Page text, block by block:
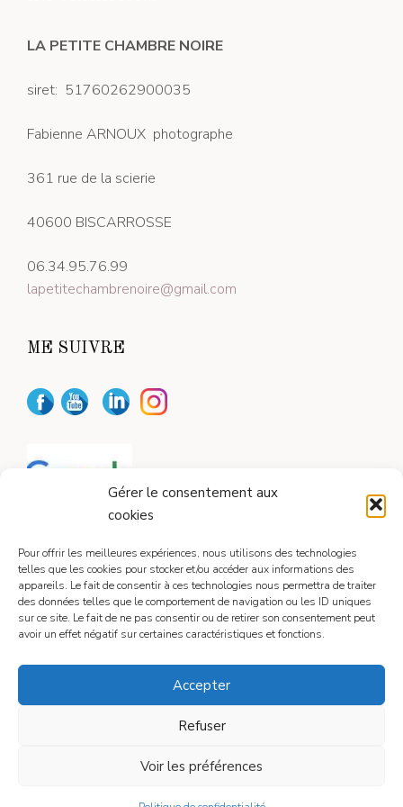
Gérer le consentement aux
cookies
Pour offrir les meilleures expériences, nous utilisons des technologies
telles que les cookies pour stocker et/ou accéder aux informations des
appareils. Le fait de consentir à ces technologies nous permettra de traiter
des données telles que le comportement de navigation ou les ID uniques
sur ce site. Le fait de ne pas consentir ou de retirer son consentement peut
avoir un effet négatif sur certaines caractéristiques et fonctions.
Accepter
Refuser
Voir les préférences
LA PETITE CHAMBRE NOIRE
siret: 51760262900035
Fabienne ARNOUX photographe
361 rue de la scierie
40600 BISCARROSSE
06.34.95.76.99
lapetitechambrenoire@gmail.com
ME SUIVRE
CONTACT
• Construit avecGeneratePress